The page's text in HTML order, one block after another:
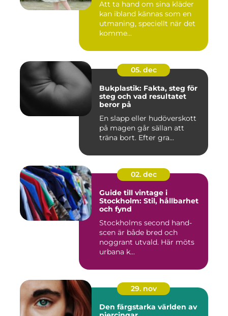
Att ta hand om sina kläder
kan ibland kännas som en
utmaning, speciellt när det
komme...
05. dec
Bukplastik: Fakta, steg för
steg och vad resultatet
beror på
En slapp eller hudöverskott
på magen går sällan att
träna bort. Efter gra...
02. dec
Guide till vintage i
Stockholm: Stil, hållbarhet
och fynd
Stockholms second hand-
scen är både bred och
noggrant utvald. Här möts
urbana k...
29. nov
Den färgstarka världen av